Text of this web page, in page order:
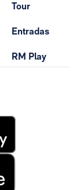
Tour
Entradas
RM Play